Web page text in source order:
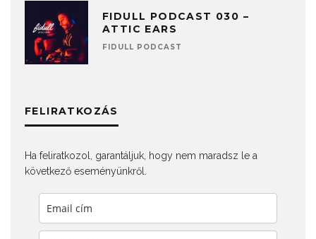
FIDULL PODCAST 030 –
ATTIC EARS
FIDULL PODCAST
FELIRATKOZÁS
Ha feliratkozol, garantáljuk, hogy nem maradsz le a
következő eseményünkről.